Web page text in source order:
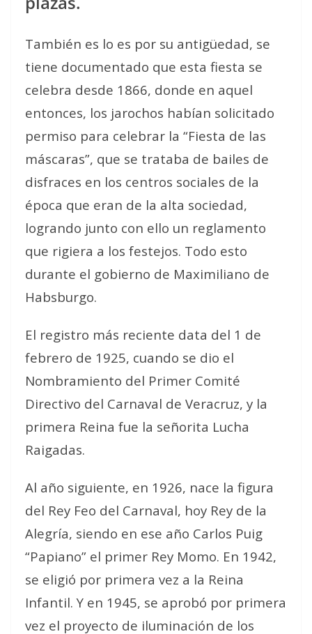
También es lo es por su antigüedad, se
tiene documentado que esta fiesta se
celebra desde 1866, donde en aquel
entonces, los jarochos habían solicitado
permiso para celebrar la “Fiesta de las
máscaras”, que se trataba de bailes de
disfraces en los centros sociales de la
época que eran de la alta sociedad,
logrando junto con ello un reglamento
que rigiera a los festejos. Todo esto
durante el gobierno de Maximiliano de
Habsburgo.
El registro más reciente data del 1 de
febrero de 1925, cuando se dio el
Nombramiento del Primer Comité
Directivo del Carnaval de Veracruz, y la
primera Reina fue la señorita Lucha
Raigadas.
Al año siguiente, en 1926, nace la figura
del Rey Feo del Carnaval, hoy Rey de la
Alegría, siendo en ese año Carlos Puig
“Papiano” el primer Rey Momo. En 1942,
se eligió por primera vez a la Reina
Infantil. Y en 1945, se aprobó por primera
vez el proyecto de iluminación de los